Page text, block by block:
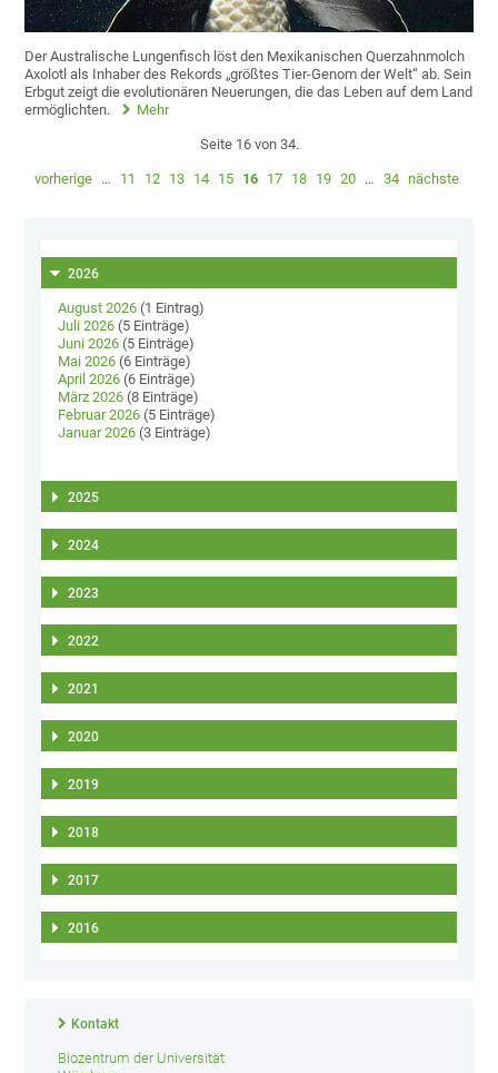
Der Australische Lungenfisch löst den Mexikanischen Querzahnmolch
Axolotl als Inhaber des Rekords „größtes Tier-Genom der Welt“ ab. Sein
Erbgut zeigt die evolutionären Neuerungen, die das Leben auf dem Land
ermöglichten.
Mehr
Seite 16 von 34.
vorherige … 11 12 13 14 15 16 17 18 19 20 … 34 nächste
2026
August 2026 (1 Eintrag)
Juli 2026 (5 Einträge)
Juni 2026 (5 Einträge)
Mai 2026 (6 Einträge)
April 2026 (6 Einträge)
März 2026 (8 Einträge)
Februar 2026 (5 Einträge)
Januar 2026 (3 Einträge)
2025
2024
2023
2022
2021
2020
2019
2018
2017
2016
Kontakt
Biozentrum der Universität